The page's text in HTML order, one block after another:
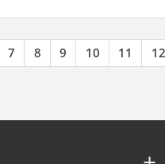
7 8 9 10 11 12